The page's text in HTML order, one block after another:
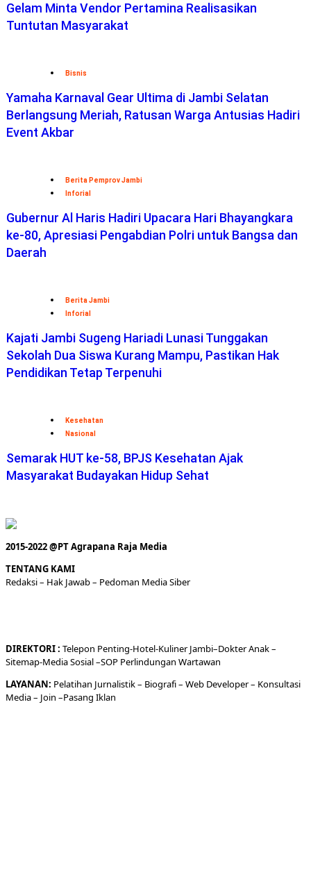
Gelam Minta Vendor Pertamina Realisasikan
Tuntutan Masyarakat
Bisnis
Yamaha Karnaval Gear Ultima di Jambi Selatan
Berlangsung Meriah, Ratusan Warga Antusias Hadiri
Event Akbar
Berita Pemprov Jambi
Inforial
Gubernur Al Haris Hadiri Upacara Hari Bhayangkara
ke-80, Apresiasi Pengabdian Polri untuk Bangsa dan
Daerah
Berita Jambi
Inforial
Kajati Jambi Sugeng Hariadi Lunasi Tunggakan
Sekolah Dua Siswa Kurang Mampu, Pastikan Hak
Pendidikan Tetap Terpenuhi
Kesehatan
Nasional
Semarak HUT ke-58, BPJS Kesehatan Ajak
Masyarakat Budayakan Hidup Sehat
2015-2022 @PT Agrapana Raja Media
TENTANG KAMI
Redaksi– Hak Jawab – Pedoman Media Siber
DIREKTORI: Telepon Penting-Hotel-KulinerJambi–DokterAnak –
Sitemap-Media Sosial –SOP Perlindungan Wartawan
LAYANAN: Pelatihan Jurnalistik – Biografi– Web Developer– Konsultasi
Media– Join –Pasang Iklan